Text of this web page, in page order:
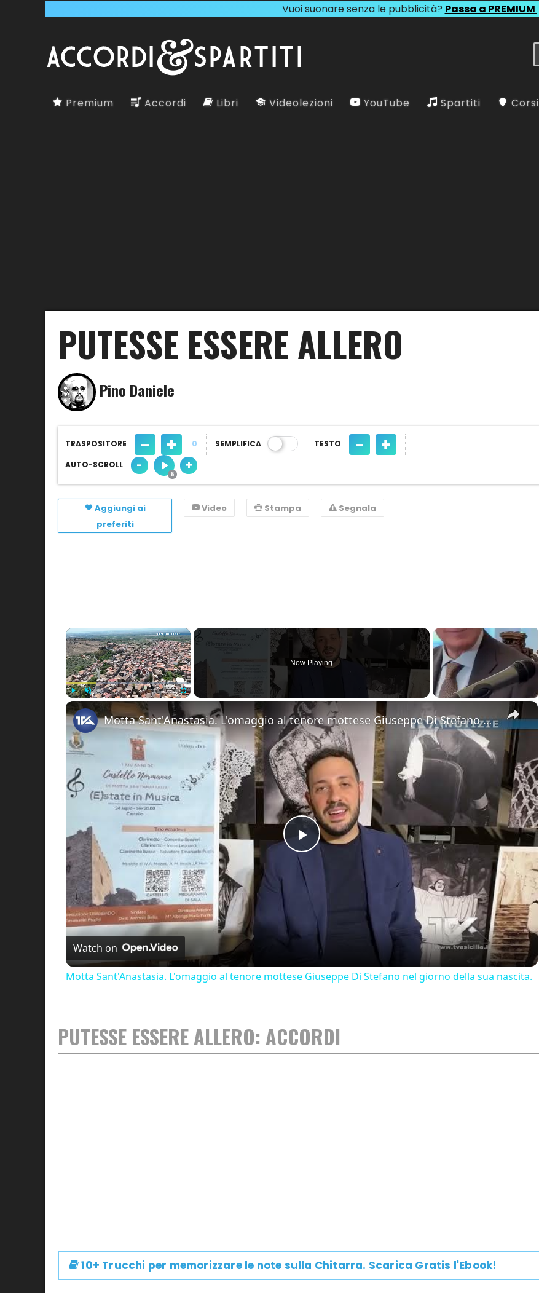
Vuoi suonare senza le pubblicità? Passa a PREMIUM
Premium Accordi Libri Videolezioni YouTube Spartiti Corsi
PUTESSE ESSERE ALLERO
Pino Daniele
TRASPOSITORE - + 0 SEMPLIFICA TESTO - +
AUTO-SCROLL - +
Aggiungi ai
preferiti
Video Stampa Segnala
×
Play
Now Playing
×
Play
Video
Motta Sant'Anastasia. L'omaggio al tenore mottese Giuseppe Di Stefano nel giorno della sua nascita.
Watch on
Motta Sant'Anastasia. L'omaggio al tenore mottese Giuseppe Di Stefano nel giorno della sua nascita.
PUTESSE ESSERE ALLERO: ACCORDI
10+ Trucchi per memorizzare le note sulla Chitarra. Scarica Gratis l'Ebook!